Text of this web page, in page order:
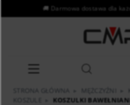
KOSZULE
KOSZULKI